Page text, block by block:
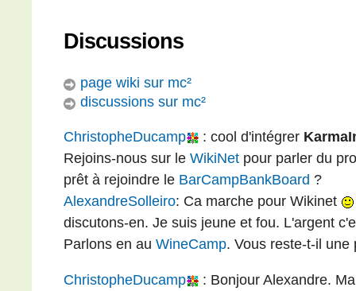
Discussions
page wiki sur mc²
discussions sur mc²
ChristopheDucamp : cool d'intégrer
Rejoins-nous sur le WikiNet pour parler du
prêt à rejoindre le BarCampBankBoard ?
AlexandreSolleiro: Ca marche pour Wikinet
discutons-en. Je suis jeune et fou. L'argent
Parlons en au WineCamp. Vous reste-t-il
ChristopheDucamp
: Bonjour Alexandre.